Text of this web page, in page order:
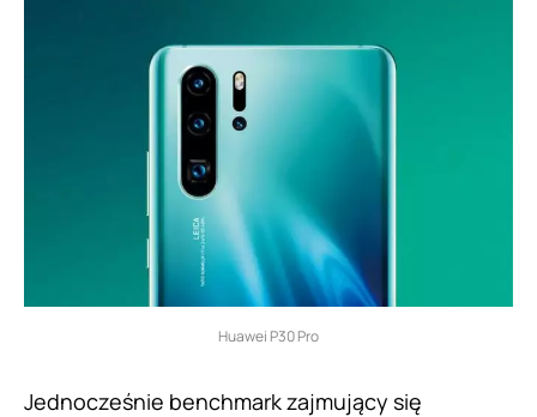
Huawei P30 Pro
Jednocześnie benchmark zajmujący się